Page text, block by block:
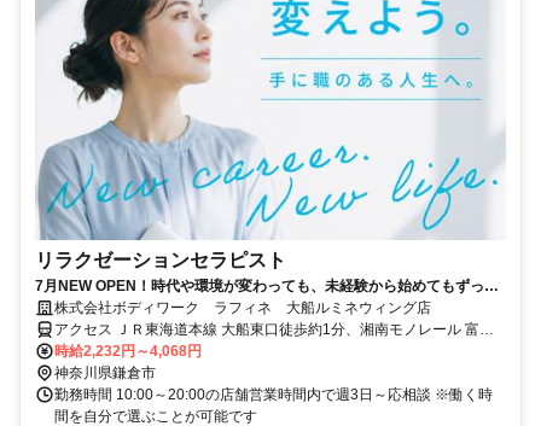
リラクゼーションセラピスト
7月NEW OPEN！時代や環境が変わっても、未経験から始めてもずっと
続けられる癒やしの仕事。手に職を身につけて、生き方を変えよう。
株式会社ボディワーク ラフィネ 大船ルミネウィング店
アクセス ＪＲ東海道本線 大船東口徒歩約1分、湘南モノレール 富士
見町（神奈川県）徒歩約14分、湘南モノレール 湘南町屋徒歩約26分
最寄駅：大船駅
時給2,232円～4,068円
神奈川県鎌倉市
勤務時間 10:00～20:00の店舗営業時間内で週3日～応相談 ※働く時
間を自分で選ぶことが可能です